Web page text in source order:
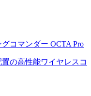
コマンダー OCTA Pro
の高性能ワイヤレスコ